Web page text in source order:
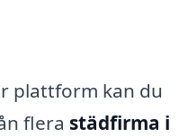
plattform kan du
flera städfirma i